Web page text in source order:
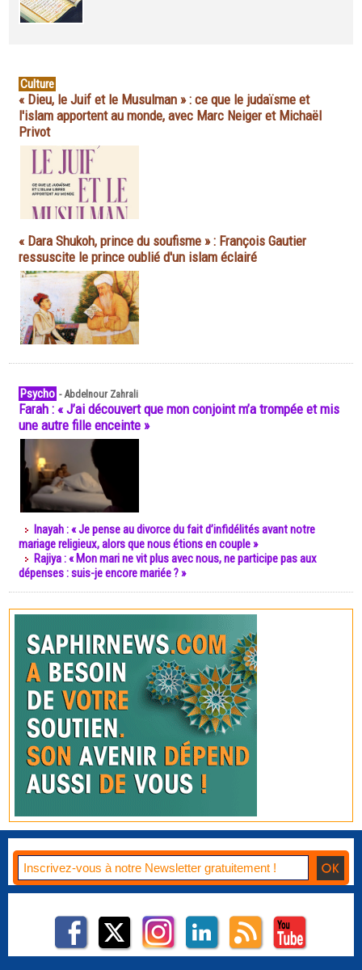
Culture
« Dieu, le Juif et le Musulman » : ce que le judaïsme et
l'islam apportent au monde, avec Marc Neiger et Michaël
Privot
« Dara Shukoh, prince du soufisme » : François Gautier
ressuscite le prince oublié d'un islam éclairé
Psycho -Abdelnour Zahrali
Farah : « J’ai découvert que mon conjoint m’a trompée et mis
une autre fille enceinte »
Inayah : « Je pense au divorce du fait d’infidélités avant notre
mariage religieux, alors que nous étions en couple »
Rajiya : « Mon mari ne vit plus avec nous, ne participe pas aux
dépenses : suis-je encore mariée ? »